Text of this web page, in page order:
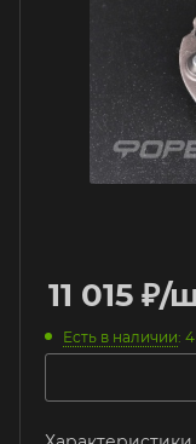
11 015 ₽/
Есть в наличии: 4